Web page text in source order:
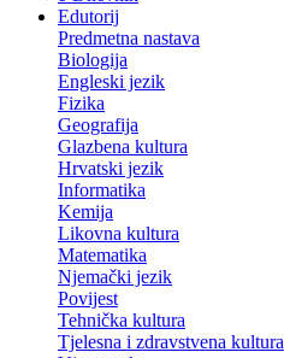
Edutorij
Predmetna nastava
Biologija
Engleski jezik
Fizika
Geografija
Glazbena kultura
Hrvatski jezik
Informatika
Kemija
Likovna kultura
Matematika
Njemački jezik
Povijest
Tehnička kultura
Tjelesna i zdravstvena kultura